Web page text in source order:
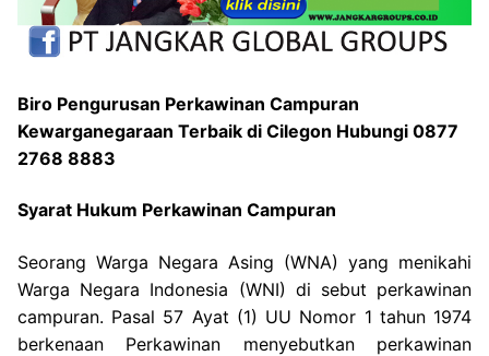
Biro Pengurusan Perkawinan Campuran
Kewarganegaraan Terbaik di Cilegon Hubungi 0877
2768 8883
Syarat Hukum Perkawinan Campuran
Seorang Warga Negara Asing (WNA) yang menikahi
Warga Negara Indonesia (WNI) di sebut perkawinan
campuran. Pasal 57 Ayat (1) UU Nomor 1 tahun 1974
berkenaan Perkawinan menyebutkan perkawinan